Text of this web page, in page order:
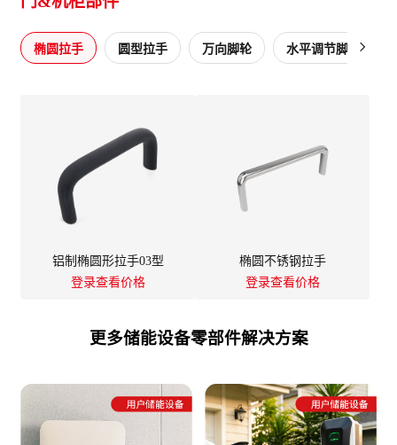
椭圆拉手 圆型拉手 万向脚轮 水平调节脚 
铝制椭圆形拉手03型
登录查看价格
椭圆不锈钢拉手
登录查看价格
更多储能设备零部件解决方案